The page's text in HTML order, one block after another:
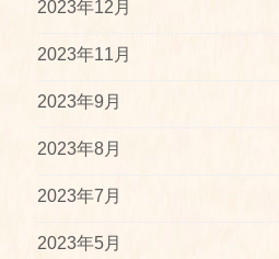
2023年12月
2023年11月
2023年9月
2023年8月
2023年7月
2023年5月